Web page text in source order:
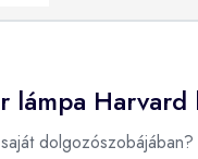
lámpa